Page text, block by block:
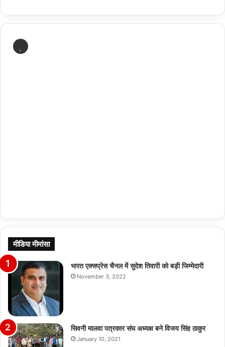
मीडिया मीमांसा
भारत एक्सप्रेस चैनल में सुदेश तिवारी को बड़ी जिम्मेदारी
November 3, 2022
सिवनी मालवा पत्रकार संघ अध्यक्ष बने विजय सिंह ठाकुर
January 10, 2021